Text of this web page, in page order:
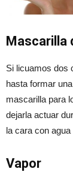
Mascarilla
Si licuamos dos
hasta formar
mascarilla para
dejarla actuar
la cara con agua
Vapor